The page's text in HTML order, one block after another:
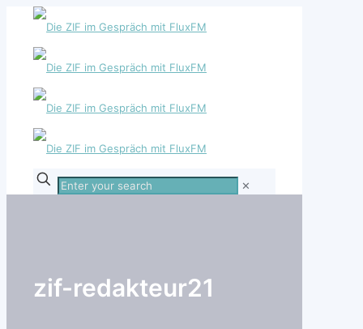
Enter
your
✕
zif-redakteur21